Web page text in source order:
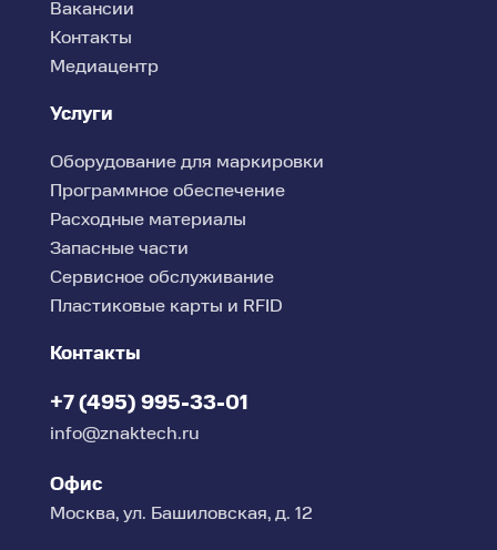
Вакансии
Контакты
Медиацентр
Услуги
Оборудование для маркировки
Программное обеспечение
Расходные материалы
Запасные части
Сервисное обслуживание
Пластиковые карты и RFID
Контакты
+7 (495) 995-33-01
info@znaktech.ru
Офис
Москва, ул. Башиловская, д. 12